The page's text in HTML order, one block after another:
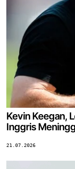
Kevin Keegan,
Inggris
21.07.2026